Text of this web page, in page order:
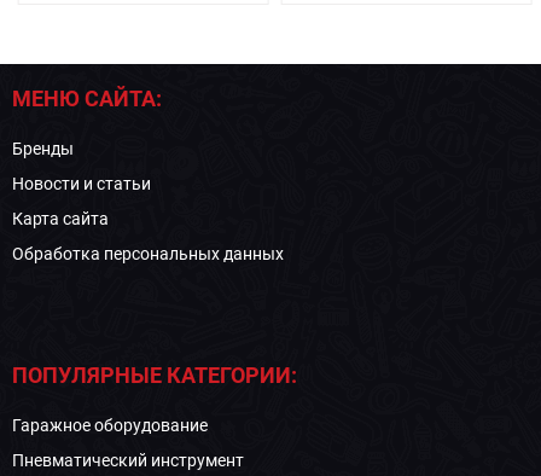
МЕНЮ САЙТА:
Бренды
Новости и статьи
Карта сайта
Обработка персональных данных
ПОПУЛЯРНЫЕ КАТЕГОРИИ:
Гаражное оборудование
Пневматический инструмент